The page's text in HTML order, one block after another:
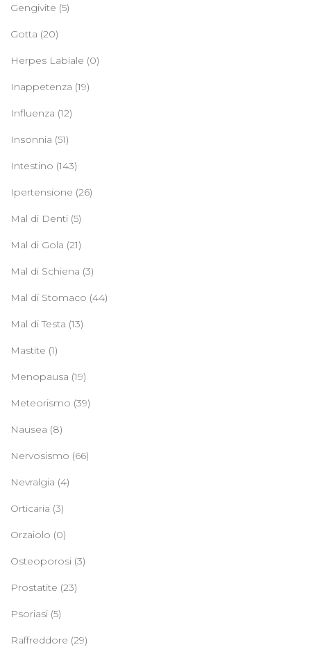
Gengivite (5)
Gotta (20)
Herpes Labiale (0)
Inappetenza (19)
Influenza (12)
Insonnia (51)
Intestino (143)
Ipertensione (26)
Mal di Denti (5)
Mal di Gola (21)
Mal di Schiena (3)
Mal di Stomaco (44)
Mal di Testa (13)
Mastite (1)
Menopausa (19)
Meteorismo (39)
Nausea (8)
Nervosismo (66)
Nevralgia (4)
Orticaria (3)
Orzaiolo (0)
Osteoporosi (3)
Prostatite (23)
Psoriasi (5)
Raffreddore (29)